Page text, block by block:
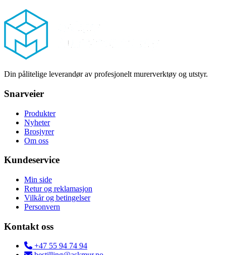
Footer
Din pålitelige leverandør av profesjonelt murerverktøy og utstyr.
Snarveier
Produkter
Nyheter
Brosjyrer
Om oss
Kundeservice
Min side
Retur og reklamasjon
Vilkår og betingelser
Personvern
Kontakt oss
+47 55 94 74 94